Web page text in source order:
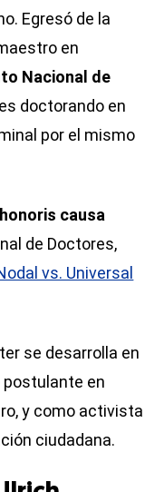
Egresó de la
en
Nacional de
doctorando en
por el mismo
causa
de Doctores,
vs. Universal
se desarrolla en
en
y como activista
ciudadana.